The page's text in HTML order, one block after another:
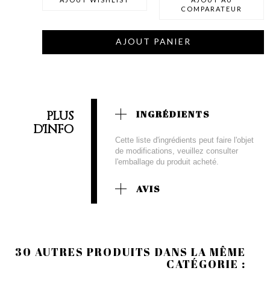
COMPARATEUR
AJOUT PANIER
PLUS
D'INFO
INGRÉDIENTS
Cette liste d'ingrédients peut faire l'objet
de modifications, veuillez consulter
l'emballage du produit acheté.
AVIS
30 AUTRES PRODUITS DANS LA MÊME
CATÉGORIE :